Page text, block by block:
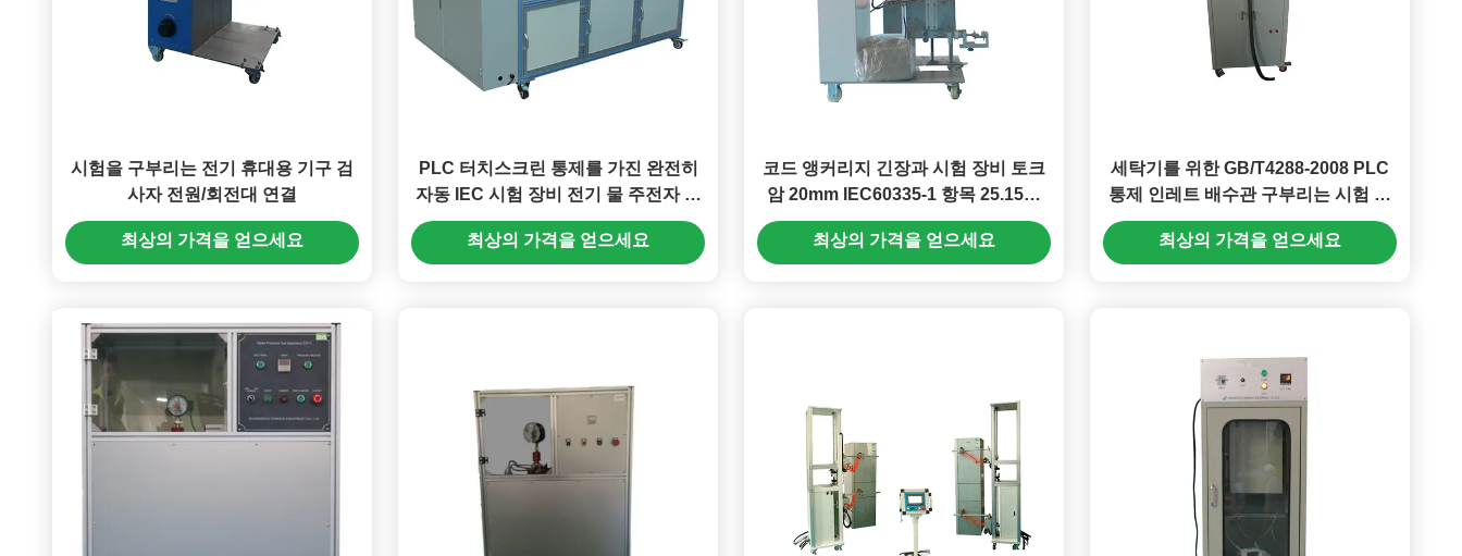
시험을 구부리는 전기 휴대용 기구 검
사자 전원/회전대 연결
최상의 가격을 얻으세요
PLC 터치스크린 통제를 가진 완전히
자동 IEC 시험 장비 전기 물 주전자 시
험기
최상의 가격을 얻으세요
코드 앵커리지 긴장과 시험 장비 토크
암 20mm IEC60335-1 항목 25.15를
뒤틀기
최상의 가격을 얻으세요
세탁기를 위한 GB/T4288-2008 PLC
통제 인레트 배수관 구부리는 시험 장
비
최상의 가격을 얻으세요